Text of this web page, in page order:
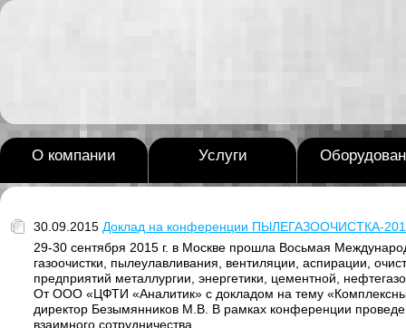
О компании Услуги
30.09.2015 Доклад на конференции ПЫЛЕГАЗООЧИСТКА-
29-30 сентября 2015 г. в Москве прошла Восьмая
газоочистки, пылеулавливания, вентиляции, аспирации,
предприятий металлургии, энергетики, цементной,
От ООО «ЦФТИ «Аналитик» с докладом на тему
директор Безымянников М.В. В рамках конференции
взаимного сотрудничества.